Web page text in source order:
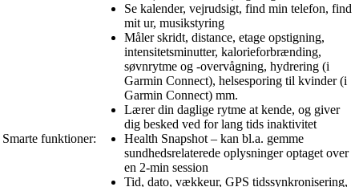
Smarte funktioner:
Se kalender, vejrudsigt, find min telefon, find
mit ur, musikstyring
Måler skridt, distance, etage opstigning,
intensitetsminutter, kalorieforbrænding,
søvnrytme og -overvågning, hydrering (i
Garmin Connect), helsesporing til kvinder (i
Garmin Connect) mm.
Lærer din daglige rytme at kende, og giver
dig besked ved for lang tids inaktivitet
Health Snapshot – kan bl.a. gemme
sundhedsrelaterede oplysninger optaget over
en 2-min session
Tid, dato, vækkeur, GPS tidssynkronisering,